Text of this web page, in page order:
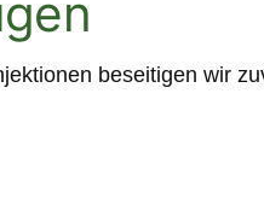
beseitigen wir